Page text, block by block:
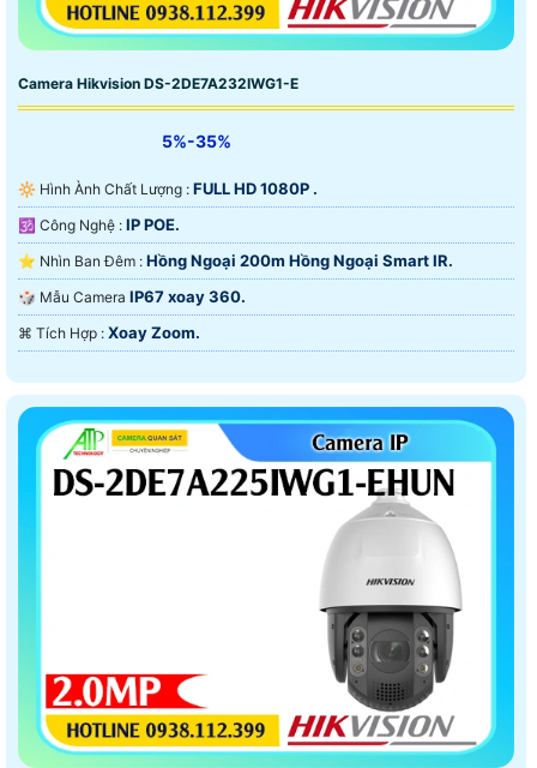
Camera Hikvision DS-2DE7A232IWG1-E
5%-35%
🔆 Hình Ành Chất Lượng : FULL HD 1080P .
🕉️ Công Nghệ : IP POE.
⭐ Nhìn Ban Đêm : Hồng Ngoại 200m Hồng Ngoại Smart IR.
🎲 Mẫu Camera IP67 xoay 360.
️⌘ Tích Hợp : Xoay Zoom.